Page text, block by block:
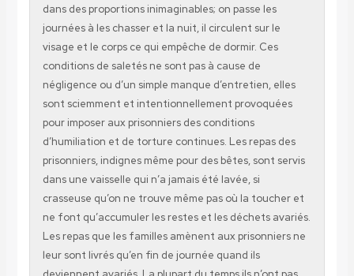
dans des proportions inimaginables; on passe les
journées à les chasser et la nuit, il circulent sur le
visage et le corps ce qui empêche de dormir. Ces
conditions de saletés ne sont pas à cause de
négligence ou d’un simple manque d’entretien, elles
sont sciemment et intentionnellement provoquées
pour imposer aux prisonniers des conditions
d’humiliation et de torture continues. Les repas des
prisonniers, indignes même pour des bêtes, sont servis
dans une vaisselle qui n’a jamais été lavée, si
crasseuse qu’on ne trouve même pas où la toucher et
ne font qu’accumuler les restes et les déchets avariés.
Les repas que les familles amènent aux prisonniers ne
leur sont livrés qu’en fin de journée quand ils